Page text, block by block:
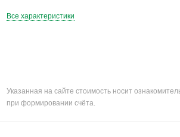
Все характеристики
Указанная на сайте стоимость носит
при формировании счёта.